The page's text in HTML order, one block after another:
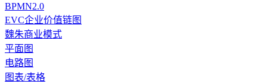
BPMN2.0
EVC企业价值链图
魏朱商业模式
平面图
电路图
图表/表格